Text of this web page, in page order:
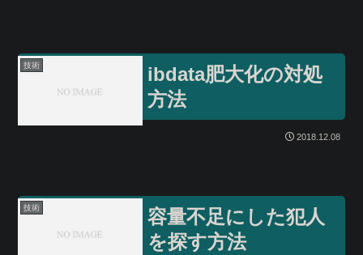
技術
ibdata肥大化の対処
方法
2018.12.08
技術
容量不足にした犯人
を探す方法